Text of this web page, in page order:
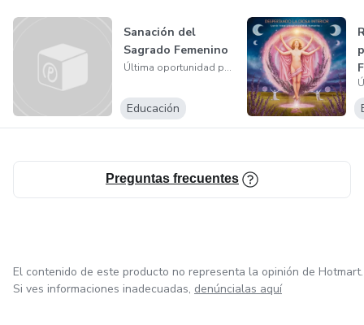
Sanación del
Sagrado Femenino
Última oportunidad para comprar la aplicación
Educación
Preguntas frecuentes
El contenido de este producto no representa la opinión de Hotmart.
Si ves informaciones inadecuadas, denúncialas aquí